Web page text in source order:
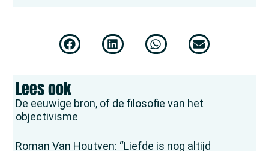
Lees ook
De eeuwige bron, of de filosofie van het
objectivisme
Roman Van Houtven: “Liefde is nog altijd